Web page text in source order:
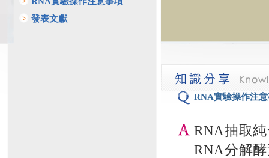
發表文獻
RNA實驗操作注
RNA抽取
RNA分解